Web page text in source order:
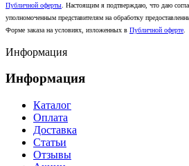
Публичной оферты . Настоящим я подтверждаю, что даю
уполномоченным представителям на обработку
Форме заказа на условиях, изложенных в Публичной оферте
Информация
Информация
Каталог
Оплата
Доставка
Статьи
Отзывы